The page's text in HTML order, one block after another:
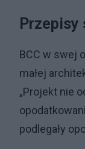
Przepisy
BCC w swej
małej
„Projekt nie
podlegały